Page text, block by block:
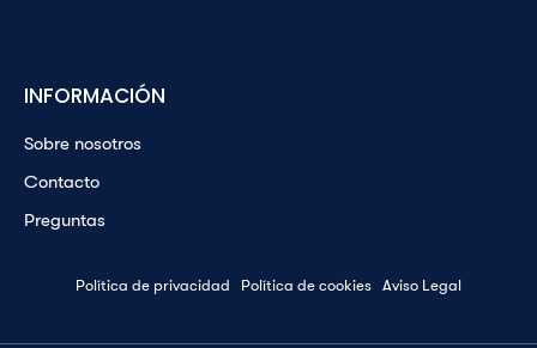
INFORMACIÓN
Sobre nosotros
Contacto
Preguntas
Política de privacidad Política de cookies Aviso Legal